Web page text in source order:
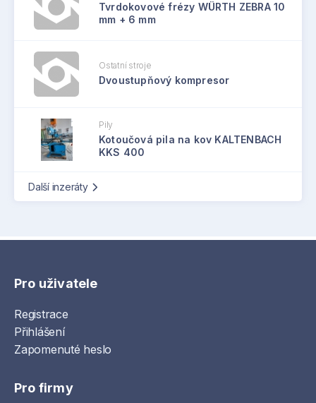
Tvrdokovové frézy WÜRTH ZEBRA 10
mm + 6 mm
Ostatní stroje
Dvoustupňový kompresor
Pily
Kotoučová pila na kov KALTENBACH
KKS 400
Další inzeráty
Pro uživatele
Registrace
Přihlášení
Zapomenuté heslo
Pro firmy